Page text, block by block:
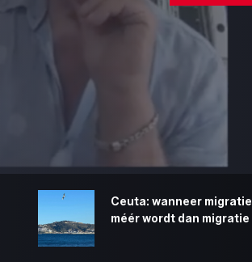
Ceuta: wanneer migratie
méér wordt dan migratie